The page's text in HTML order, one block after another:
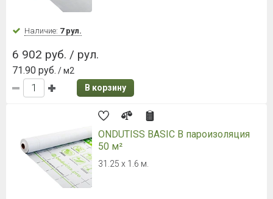
Наличие:Уточняйте
5 067 руб. / рул.
В корзину
ИЗОСПАН D паро-гидроизоляция
повышенной прочности
1,6х43,75 м; 70 м2
Наличие: Уточняйте